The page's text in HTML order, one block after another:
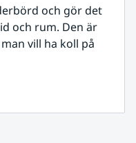
och gör det
och rum. Den är
vill ha koll på